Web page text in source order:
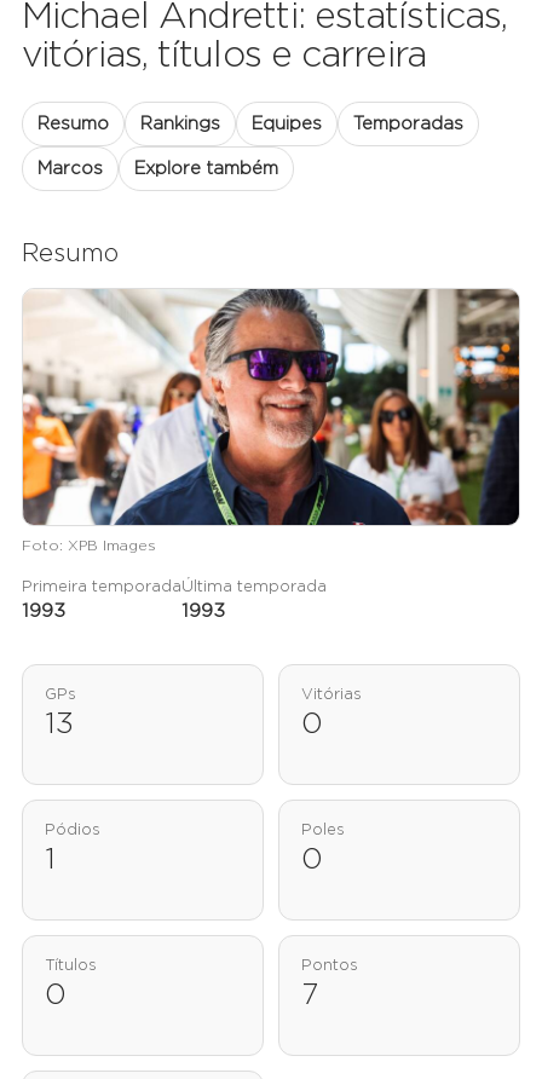
Michael Andretti: estatísticas,
vitórias, títulos e carreira
Resumo Rankings Equipes Temporadas
Marcos Explore também
Resumo
Foto: XPB Images
Primeira temporada
1993
Última temporada
1993
GPs
13
Vitórias
0
Pódios
1
Poles
0
Títulos
0
Pontos
7